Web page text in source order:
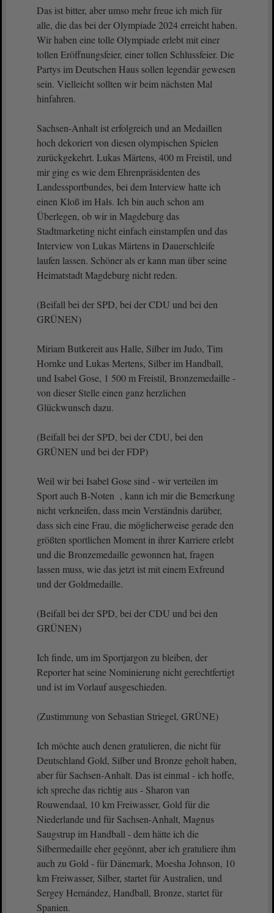
Das ist bitter, aber umso mehr freue ich mich für
alle, die das bei der Olympiade 2024 erreicht haben.
Wir haben eine tolle Olympiade erlebt mit einer
tollen Eröffnungsfeier, einer tollen Schlussfeier. Die
Partys im Deutschen Haus sollen legendär gewesen
sein. Vielleicht sollten wir beim nächsten Mal
hinfahren.
Sachsen-Anhalt ist erfolgreich und an Medaillen
hoch dekoriert von diesen olympischen Spielen
zurückgekehrt. Lukas Märtens, 400 m Freistil, und
mir ging es wie dem Ehrenpräsidenten des
Landessportbundes, bei dem Interview hatte ich
einen Kloß im Hals. Ich bin auch schon am
Überlegen, ob wir in Magdeburg das
Stadtmarketing nicht einfach einstampfen und das
Interview von Lukas Märtens in Dauerschleife
laufen lassen. Schöner als er kann man über seine
Heimatstadt Magdeburg nicht reden.
(Beifall bei der SPD, bei der CDU und bei den
GRÜNEN)
Miriam Butkereit aus Halle, Silber im Judo, Tim
Hornke und Lukas Mertens, Silber im Handball,
und Isabel Gose, 1 500 m Freistil, Bronzemedaille -
von dieser Stelle einen ganz herzlichen
Glückwunsch dazu.
(Beifall bei der SPD, bei der CDU, bei den
GRÜNEN und bei der FDP)
Weil wir bei Isabel Gose sind - wir verteilen im
Sport auch B-Noten , kann ich mir die Bemerkung
nicht verkneifen, dass mein Verständnis darüber,
dass sich eine Frau, die möglicherweise gerade den
größten sportlichen Moment in ihrer Karriere erlebt
und die Bronzemedaille gewonnen hat, fragen
lassen muss, wie das jetzt ist mit einem Exfreund
und der Goldmedaille.
(Beifall bei der SPD, bei der CDU und bei den
GRÜNEN)
Ich finde, um im Sportjargon zu bleiben, der
Reporter hat seine Nominierung nicht gerechtfertigt
und ist im Vorlauf ausgeschieden.
(Zustimmung von Sebastian Striegel, GRÜNE)
Ich möchte auch denen gratulieren, die nicht für
Deutschland Gold, Silber und Bronze geholt haben,
aber für Sachsen-Anhalt. Das ist einmal - ich hoffe,
ich spreche das richtig aus - Sharon van
Rouwendaal, 10 km Freiwasser, Gold für die
Niederlande und für Sachsen-Anhalt, Magnus
Saugstrup im Handball - dem hätte ich die
Silbermedaille eher gegönnt, aber ich gratuliere ihm
auch zu Gold - für Dänemark, Moesha Johnson, 10
km Freiwasser, Silber, startet für Australien, und
Sergey Hernández, Handball, Bronze, startet für
Spanien.